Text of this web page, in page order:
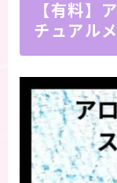
【有料】
チュアル